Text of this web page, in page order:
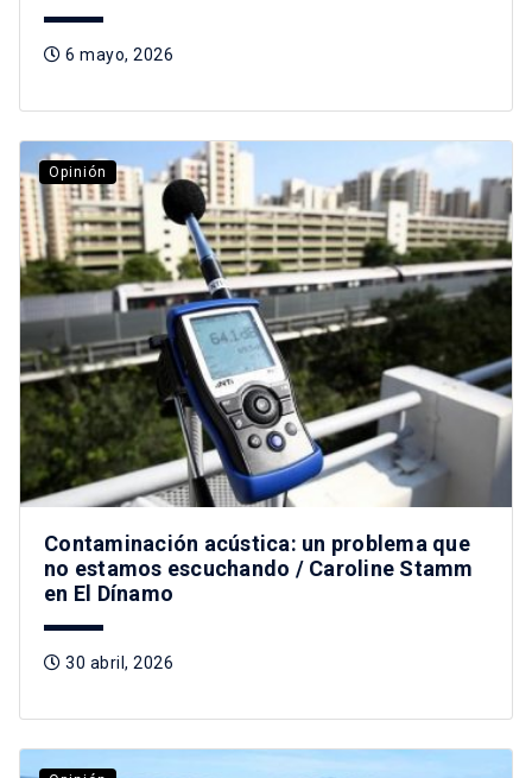
6 mayo, 2026
Opinión
Contaminación acústica: un problema que
no estamos escuchando / Caroline Stamm
en El Dínamo
30 abril, 2026